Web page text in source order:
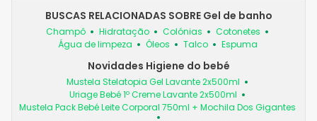
BUSCAS RELACIONADAS SOBRE Gel de banho
Champô Hidratação Colónias
Cotonetes
Água de limpeza
Óleos Talco Espuma
Novidades Higiene do bebé
Mustela Stelatopia Gel Lavante 2x500ml
Uriage Bebé 1º Creme Lavante 2x500ml
Mustela Pack Bebé Leite Corporal 750ml + Mochila Dos Gigantes